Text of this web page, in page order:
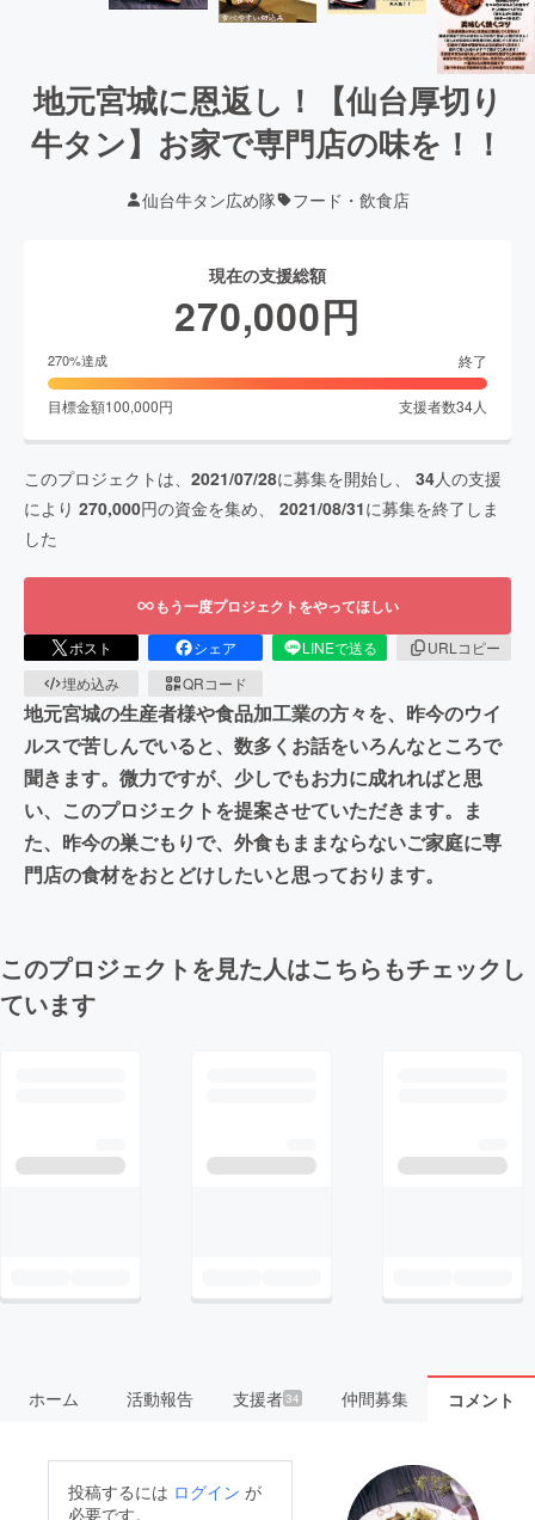
地元宮城に恩返し！【仙台厚切り
牛タン】お家で専門店の味を！！
仙台牛タン広め隊 フード・飲食店
現在の支援総額
270,000円
270%達成 終了
目標金額100,000円 支援者数34人
このプロジェクトは、 2021/07/28に募集を開始し、 34人の支援
により 270,000円の資金を集め、 2021/08/31に募集を終了しま
した
もう一度プロジェクトをやってほしい
ポスト シェア LINEで送る
URLコピー
埋め込み
QRコード
地元宮城の生産者様や食品加工業の方々を、昨今のウイ
ルスで苦しんでいると、数多くお話をいろんなところで
聞きます。微力ですが、少しでもお力に成れればと思
い、このプロジェクトを提案させていただきます。ま
た、昨今の巣ごもりで、外食もままならないご家庭に専
門店の食材をおとどけしたいと思っております。
このプロジェクトを見た人はこちらもチェックし
ています
ホーム 活動報告 支援者34 仲間募集 コメント
投稿するには ログイン が
必要です。